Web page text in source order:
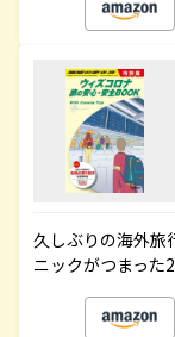
久しぶりの海外旅
ニックがつまった